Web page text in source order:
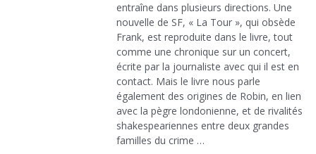
entraîne dans plusieurs directions. Une
nouvelle de SF, « La Tour », qui obsède
Frank, est reproduite dans le livre, tout
comme une chronique sur un concert,
écrite par la journaliste avec qui il est en
contact. Mais le livre nous parle
également des origines de Robin, en lien
avec la pègre londonienne, et de rivalités
shakespeariennes entre deux grandes
familles du crime …